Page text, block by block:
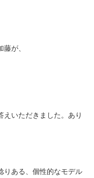
が、
えいただきました。あり
りある、個性的なモデル